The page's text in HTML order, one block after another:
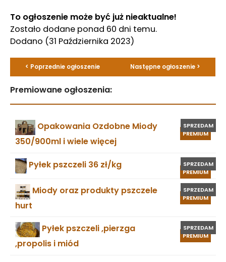
To ogłoszenie może być już nieaktualne!
Zostało dodane ponad 60 dni temu.
Dodano (31 Października 2023)
< Poprzednie ogłoszenie Następne ogłoszenie >
Premiowane ogłoszenia:
PREMIUM
SPRZEDAM
Opakowania Ozdobne Miody
350/900ml i wiele więcej
PREMIUM
SPRZEDAM
Pyłek pszczeli 36 zł/kg
PREMIUM
SPRZEDAM
Miody oraz produkty pszczele
hurt
PREMIUM
SPRZEDAM
Pyłek pszczeli ,pierzga
,propolis i miód